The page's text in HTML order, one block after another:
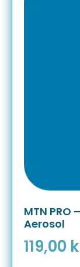
MTN PRO
Aerosol
119,00